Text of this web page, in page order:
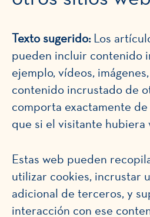
Texto sugerido: Los
pueden incluir contenido
ejemplo, vídeos,
contenido incrustado de
comporta exactamente de
que si el visitante hubiera
Estas web pueden
utilizar cookies, incrustar
adicional de terceros, y
interacción con ese